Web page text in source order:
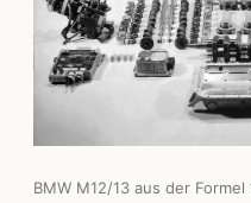
BMW M12/13 aus der